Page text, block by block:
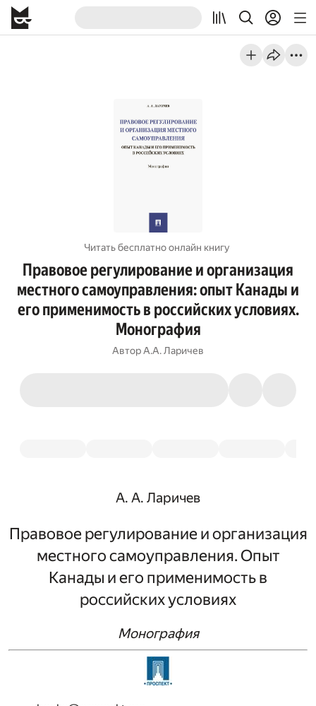
Читать бесплатно онлайн книгу
Правовое регулирование и организация
местного самоуправления: опыт Канады и
его применимость в российских условиях.
Монография
АвторА.А. Ларичев
А. А. Ларичев
Правовое регулирование и организация
местного самоуправления. Опыт
Канады и его применимость в
российских условиях
Монография